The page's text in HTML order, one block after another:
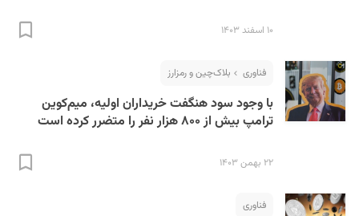
۱۰ اسفند ۱۴۰۳
فناوری بلاک‌چین و رمزارز
با وجود سود هنگفت خریداران اولیه،‌ میم‌کوین
ترامپ بیش از ۸۰۰ هزار نفر را متضرر کرده است
۲۲ بهمن ۱۴۰۳
فناوری